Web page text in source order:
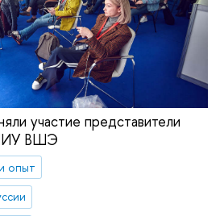
участие представители
НИУ ВШЭ
опыт